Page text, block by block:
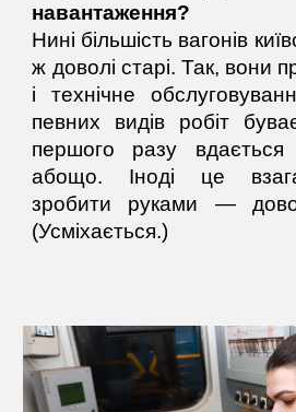
навантаження?
Нині більшість вагонів
ж доволі старі. Так, вони
і технічне
певних видів робіт
першого разу вдається
абощо. Іноді це
зробити руками —
(Усміхається.)